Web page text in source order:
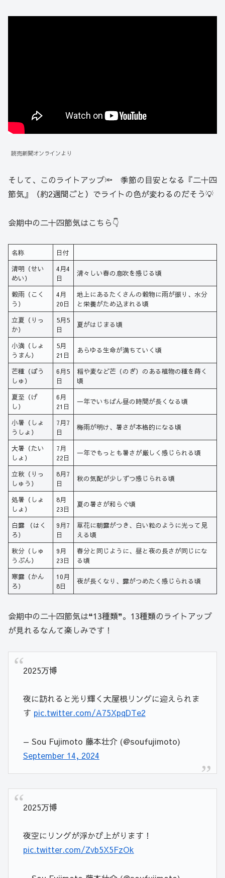
読売新聞オンラインより
そして、このライトアップ🔦 季節の目安となる『二十四
節気』（約2週間ごと）でライトの色が変わるのだそう💡
会期中の二十四節気はこちら👇
名称
日付
清明（せい
めい）
4月4
日
清々しい春の息吹を感じる頃
穀雨（こく
う）
4月
20日
地上にあるたくさんの穀物に雨が振り、水分
と栄養がため込まれる頃
立夏（りっ
か）
5月5
日
夏がはじまる頃
小満（しょ
うまん）
5月
21日
あらゆる生命が満ちていく頃
芒種（ぼう
しゅ）
6月5
日
稲や麦など芒（のぎ）のある植物の種を蒔く
頃
夏至（げ
し）
6月
21日
一年でいちばん昼の時間が長くなる頃
小暑（しょ
うしょ）
7月7
日
梅雨が明け、暑さが本格的になる頃
大暑（たい
しょ）
7月
22日
一年でもっとも暑さが厳しく感じられる頃
立秋（りっ
しゅう）
8月7
日
秋の気配が少しずつ感じられる頃
処暑（しょ
しょ）
8月
23日
夏の暑さが和らぐ頃
白露 （はく
ろ）
9月7
日
草花に朝露がつき、白い粒のように光って見
える頃
秋分（しゅ
うぶん）
9月
23日
春分と同じように、昼と夜の長さが同じにな
る頃
寒露（かん
ろ）
10月
8日
夜が長くなり、露がつめたく感じられる頃
会期中の二十四節気は❝13種類❞。13種類のライトアップ
が見れるなんて楽しみです！
2025万博
夜に訪れると光り輝く大屋根リングに迎えられま
す pic.twitter.com/A75XpqDTe2
— Sou Fujimoto 藤本壮介 (@soufujimoto)
September 14, 2024
2025万博
夜空にリングが浮かび上がります！
pic.twitter.com/Zvb5X5FzOk